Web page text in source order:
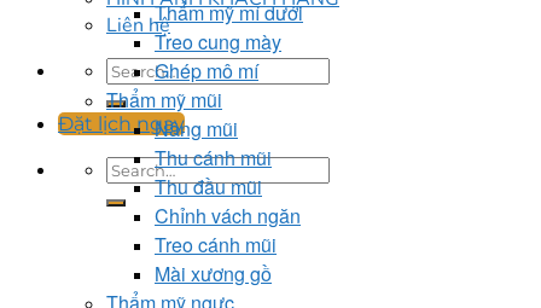
Liên hệ
Đặt lịch ngay
Thẩm mỹ mí dưới
Treo cung mày
Ghép mô mí
Thẩm mỹ mũi
Nâng mũi
Thu cánh mũi
Thu đầu mũi
Chỉnh vách ngăn
Treo cánh mũi
Mài xương gồ